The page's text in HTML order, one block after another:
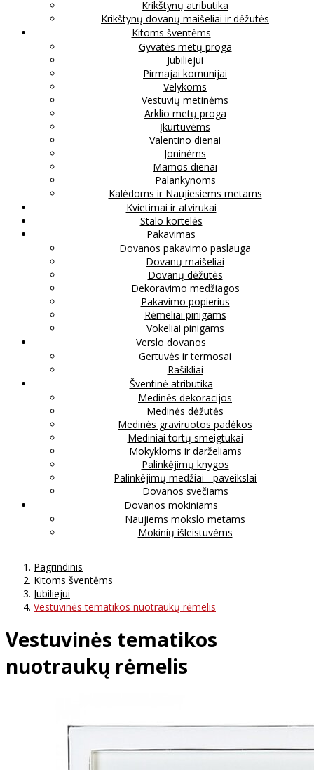
Krikštynų atributika
Krikštynų dovanų maišeliai ir dėžutės
Kitoms šventėms
Gyvatės metų proga
Jubiliejui
Pirmajai komunijai
Velykoms
Vestuvių metinėms
Arklio metų proga
Įkurtuvėms
Valentino dienai
Joninėms
Mamos dienai
Palankynoms
Kalėdoms ir Naujiesiems metams
Kvietimai ir atvirukai
Stalo kortelės
Pakavimas
Dovanos pakavimo paslauga
Dovanų maišeliai
Dovanų dėžutės
Dekoravimo medžiagos
Pakavimo popierius
Rėmeliai pinigams
Vokeliai pinigams
Verslo dovanos
Gertuvės ir termosai
Rašikliai
Šventinė atributika
Medinės dekoracijos
Medinės dėžutės
Medinės graviruotos padėkos
Mediniai tortų smeigtukai
Mokykloms ir darželiams
Palinkėjimų knygos
Palinkėjimų medžiai - paveikslai
Dovanos svečiams
Dovanos mokiniams
Naujiems mokslo metams
Mokinių išleistuvėms
Pagrindinis
Kitoms šventėms
Jubiliejui
Vestuvinės tematikos nuotraukų rėmelis
Vestuvinės tematikos
nuotraukų rėmelis